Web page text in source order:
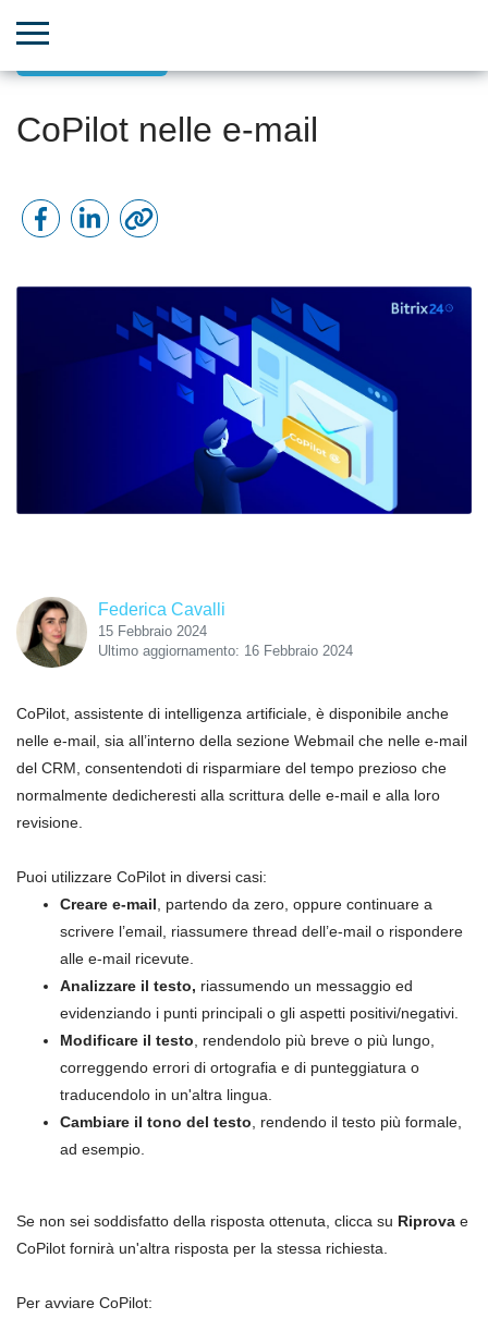
CoPilot nelle e-mail
Federica Cavalli
15 Febbraio 2024
Ultimo aggiornamento: 16 Febbraio 2024
CoPilot, assistente di intelligenza artificiale, è disponibile anche
nelle e-mail, sia all’interno della sezione Webmail che nelle e-mail
del CRM, consentendoti di risparmiare del tempo prezioso che
normalmente dedicheresti alla scrittura delle e-mail e alla loro
revisione.
Puoi utilizzare CoPilot in diversi casi:
Creare e-mail, partendo da zero, oppure continuare a
scrivere l’email, riassumere thread dell’e-mail o rispondere
alle e-mail ricevute.
Analizzare il testo, riassumendo un messaggio ed
evidenziando i punti principali o gli aspetti positivi/negativi.
Modificare il testo, rendendolo più breve o più lungo,
correggendo errori di ortografia e di punteggiatura o
traducendolo in un'altra lingua.
Cambiare il tono del testo, rendendo il testo più formale,
ad esempio.
Se non sei soddisfatto della risposta ottenuta, clicca su Riprova e
CoPilot fornirà un'altra risposta per la stessa richiesta.
Per avviare CoPilot: